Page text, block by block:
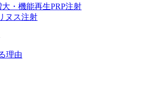
大・機能再生PRP注射
ヌス注射
理由